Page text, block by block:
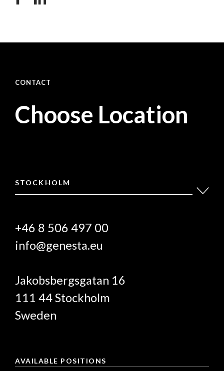
CONTACT
Choose Location
STOCKHOLM
+46 8 506 497 00
info@genesta.eu
Jakobsbergsgatan 16
111 44 Stockholm
Sweden
AVAILABLE POSITIONS